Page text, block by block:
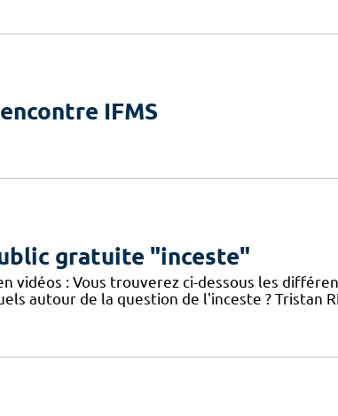
IFMS
gratuite "inceste"
vidéos : Vous trouverez ci-dessous les
autour de la question de l'inceste ? Tristan